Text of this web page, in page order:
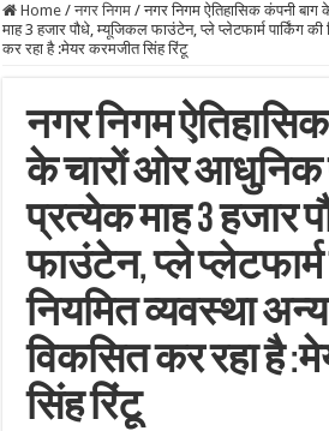
Home / नगर निगम / नगर निगम ऐतिहासिक कंपनी
माह 3 हजार पौधे, म्यूजिकल फाउंटेन, प्ले प्लेटफार्म पार्किंग की
कर रहा है :मेयर करमजीत सिंह रिंटू
नगर निगम
के चारों ओर आधुनिक
प्रत्येक माह 3 हजार
फाउंटेन, प्ले प्लेटफार्म
नियमित व्यवस्था अन्य
विकसित कर रहा है
सिंह रिंटू